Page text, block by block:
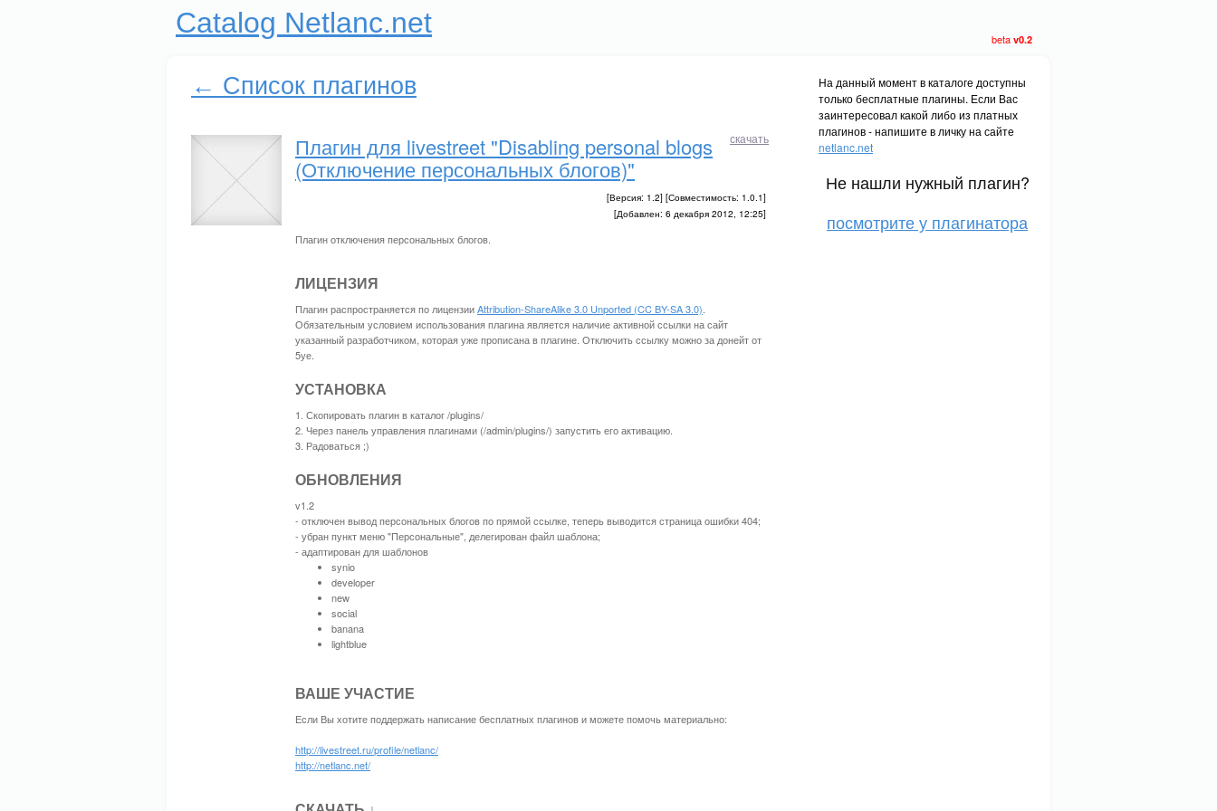
beta v0.2
Catalog Netlanc.net
На данный момент в каталоге доступны
только бесплатные плагины. Если Вас
заинтересовал какой либо из платных
плагинов - напишите в личку на сайте
netlanc.net
Не нашли нужный плагин?
посмотрите у плагинатора
← Список плагинов
Плагин для livestreet "Disabling personal blogs
(Отключение персональных блогов)"
скачать
[Версия: 1.2] [Совместимость: 1.0.1]
[Добавлен: 6 декабря 2012, 12:25]
Плагин отключения персональных блогов.
ЛИЦЕНЗИЯ
Плагин распространяется по лицензииAttribution-ShareAlike 3.0 Unported (CC BY-SA 3.0)
Обязательным условием использования плагина является наличие активной ссылки на сайт
указанный разработчиком, которая уже прописана в плагине. Отключить ссылку можно за донейт от
5уе.
УСТАНОВКА
1. Скопировать плагин в каталог /plugins/
2. Через панель управления плагинами (/admin/plugins/) запустить его активацию.
3. Радоваться ;)
ОБНОВЛЕНИЯ
v1.2
- отключен вывод персональных блогов по прямой ссылке, теперь выводится страница ошибки 404;
- убран пункт меню "Персональные", делегирован файл шаблона;
- адаптирован для шаблонов
synio
developer
new
social
banana
lightblue
ВАШЕ УЧАСТИЕ
Если Вы хотите поддержать написание бесплатных плагинов и можете помочь материально:
http://livestreet.ru/profile/netlanc/
http://netlanc.net/